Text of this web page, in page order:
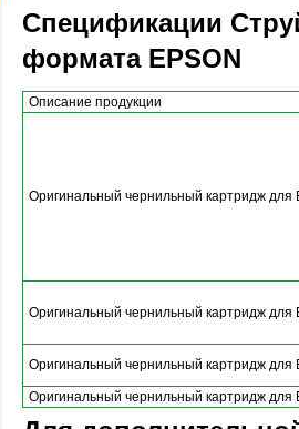
Спецификации
формата EPSON
Описание продукции
Оригинальный чернильный картридж для
Оригинальный чернильный картридж для
Оригинальный чернильный картридж для
Оригинальный чернильный картридж для